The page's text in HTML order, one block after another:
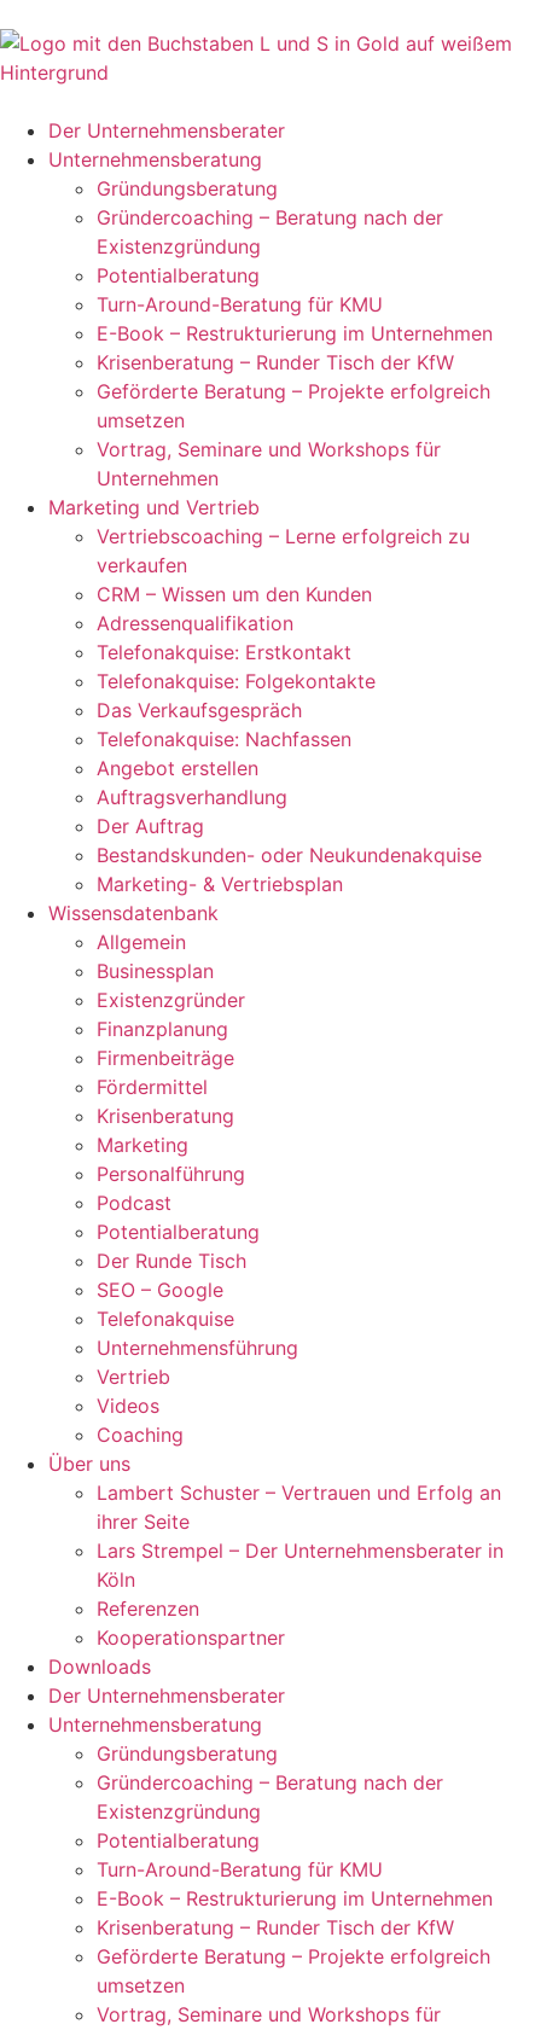
Der Unternehmensberater
Unternehmensberatung
Gründungsberatung
Gründercoaching – Beratung nach der
Existenzgründung
Potentialberatung
Turn-Around-Beratung für KMU
E-Book – Restrukturierung im Unternehmen
Krisenberatung – Runder Tisch der KfW
Geförderte Beratung – Projekte erfolgreich
umsetzen
Vortrag, Seminare und Workshops für
Unternehmen
Marketing und Vertrieb
Vertriebscoaching – Lerne erfolgreich zu
verkaufen
CRM – Wissen um den Kunden
Adressenqualifikation
Telefonakquise: Erstkontakt
Telefonakquise: Folgekontakte
Das Verkaufsgespräch
Telefonakquise: Nachfassen
Angebot erstellen
Auftragsverhandlung
Der Auftrag
Bestandskunden- oder Neukundenakquise
Marketing- & Vertriebsplan
Wissensdatenbank
Allgemein
Businessplan
Existenzgründer
Finanzplanung
Firmenbeiträge
Fördermittel
Krisenberatung
Marketing
Personalführung
Podcast
Potentialberatung
Der Runde Tisch
SEO – Google
Telefonakquise
Unternehmensführung
Vertrieb
Videos
Coaching
Über uns
Lambert Schuster – Vertrauen und Erfolg an
ihrer Seite
Lars Strempel – Der Unternehmensberater in
Köln
Referenzen
Kooperationspartner
Downloads
Der Unternehmensberater
Unternehmensberatung
Gründungsberatung
Gründercoaching – Beratung nach der
Existenzgründung
Potentialberatung
Turn-Around-Beratung für KMU
E-Book – Restrukturierung im Unternehmen
Krisenberatung – Runder Tisch der KfW
Geförderte Beratung – Projekte erfolgreich
umsetzen
Vortrag, Seminare und Workshops für